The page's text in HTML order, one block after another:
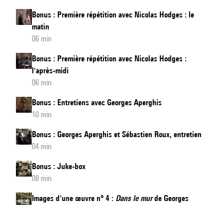
titrée
Bonus : Première répétition avec Nicolas Hodges : le
matin
06 min
Bonus : Première répétition avec Nicolas Hodges :
l'après-midi
06 min
Bonus : Entretiens avec Georges Aperghis
10 min
Bonus : Georges Aperghis et Sébastien Roux, entretien
04 min
Bonus : Juke-box
08 min
Images d'une œuvre n° 4 : Dans le murde Georges